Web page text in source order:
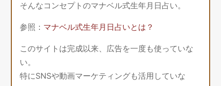
そんなコンセプトのマナベル式生年月日占い。
参照： マナベル式生年月日占いとは？
このサイトは完成以来、広告を一度も使っていな
い。
特にSNSや動画マーケティングも活用していな